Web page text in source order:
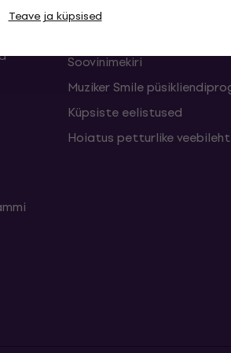
Teave ja küpsisedMuziker Blogi
Soovinimekiri
Muziker Smile
Küpsiste eelistused
Hoiatus petturlike